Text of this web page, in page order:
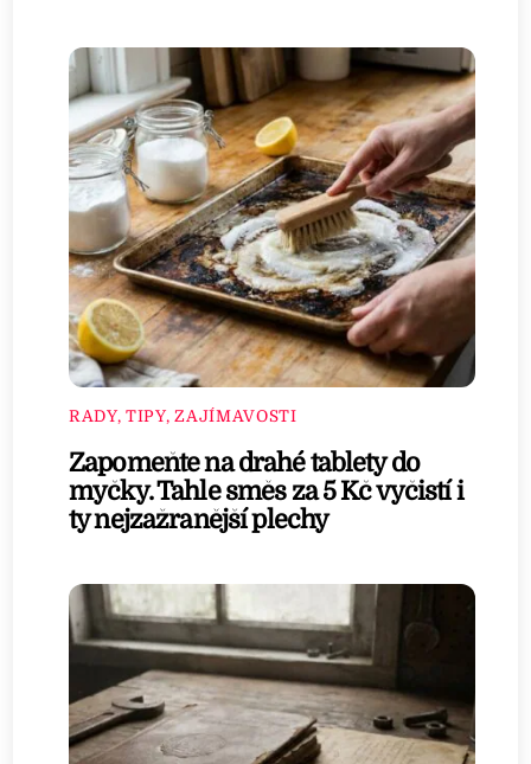
RADY, TIPY, ZAJÍMAVOSTI
Zapomeňte na drahé tablety do
myčky. Tahle směs za 5 Kč vyčistí i
ty nejzažranější plechy